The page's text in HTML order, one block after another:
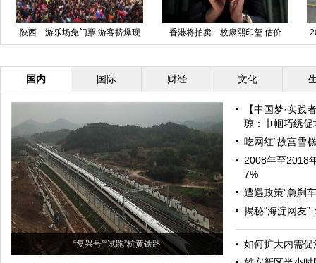
陕西一游乐场免门票 游客挤爆现
场
香港将拍卖一枚康熙印玺 估价
1500万美元(组图)
国内 国际 财经 文化
“复兴号”“试跑”杭黄铁路
【中国梦·实践
琼：巾帼巧绣促
吃网红“故宫雪
2008年至2018
7%
遭遇政策“急刹
揭秘“海淀网友
如何扩大内需促